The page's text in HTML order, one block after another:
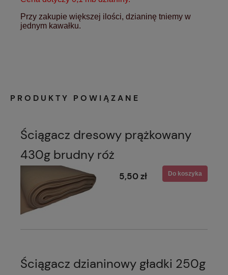
Przy zakupie większej ilości, dzianinę tniemy w
jednym kawałku.
PRODUKTY POWIĄZANE
Ściągacz dresowy prążkowany
430g brudny róż
5,50 zł Do koszyka
Ściągacz dzianinowy gładki 250g